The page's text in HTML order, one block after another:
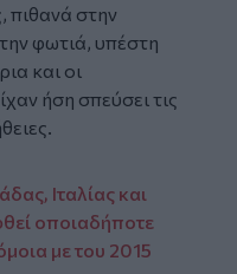
πιθανά στην
φωτιά, υπέστη
και οι
ήση σπεύσει τις
Ιταλίας και
οποιαδήποτε
με του 2015